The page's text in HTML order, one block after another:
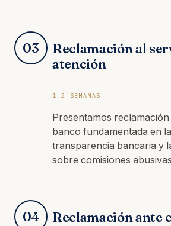
03
Reclamación al
atención
1-2 SEMANAS
Presentamos
banco fundamentada en
transparencia bancaria y
sobre comisiones
04
Reclamación ante